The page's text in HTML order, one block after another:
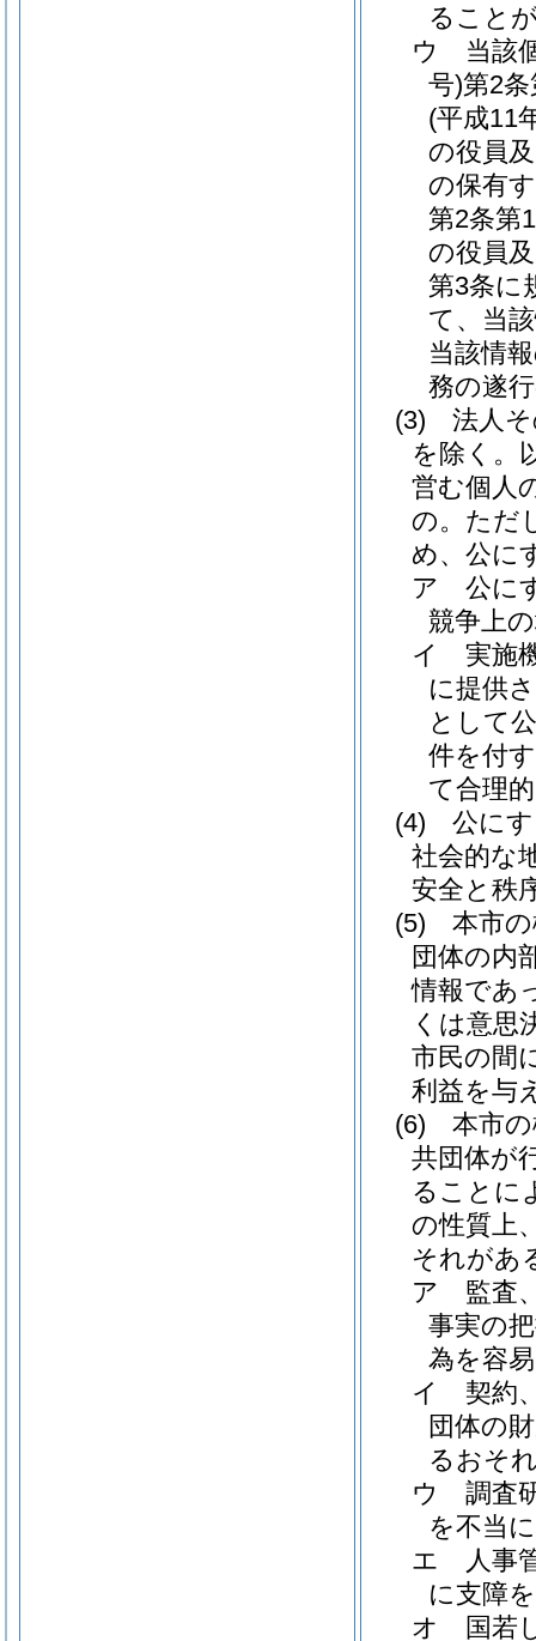
ること
ウ
当該
号)第2
(平成11
の役員
の保有
第2条第
の役員
第3条に
て、当
当該情
務の遂
(3)
法人
を除く。
営む個人
の。 ただ
め、公に
ア
公に
競争上
イ
実施
に提供
として
件を付
て合理
(4)
公に
社会的な
安全と秩
(5)
本市
団体の内
情報であ
くは意思
市民の間
利益を与
(6)
本市
共団体が
ることに
の性質上
それがあ
ア
監査
事実の
為を容
イ
契約
団体の
るおそ
ウ
調査
を不当
エ
人事
に支障
オ
国若